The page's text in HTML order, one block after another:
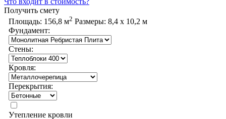
Получить смету
Площадь: 156,8 м2 Размеры: 8,4 х 10,2 м
Фундамент:
Стены:
Кровля:
Перекрытия:
Утепление кровли